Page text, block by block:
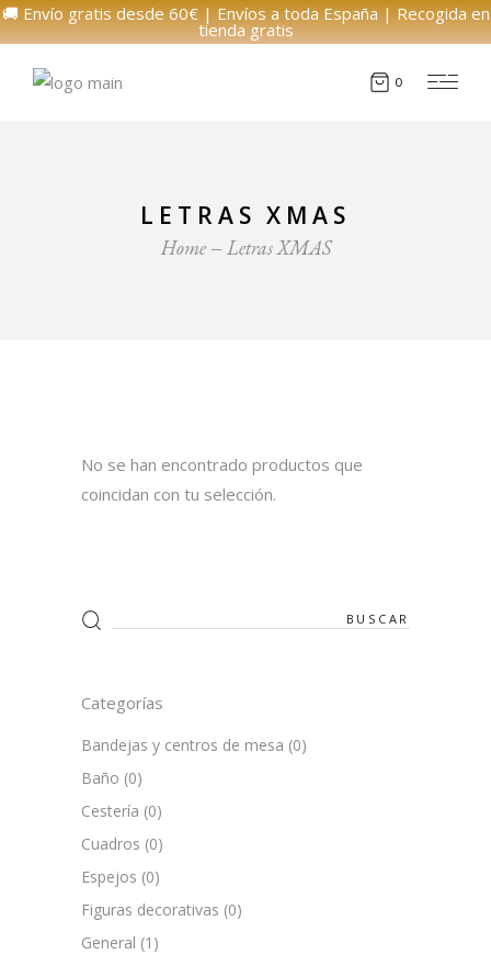
🚚 Envío gratis desde 60€ | Envíos a toda España | Recogida en
tienda gratis
0
LETRAS XMAS
Home Letras XMAS
No se han encontrado productos que
coincidan con tu selección.
Search
for:
Categorías
Bandejas y centros de mesa (0)
Baño (0)
Cestería (0)
Cuadros (0)
Espejos (0)
Figuras decorativas (0)
General (1)